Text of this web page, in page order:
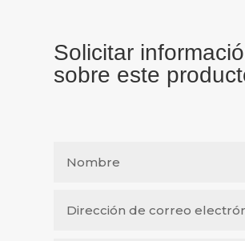
Solicitar
sobre este